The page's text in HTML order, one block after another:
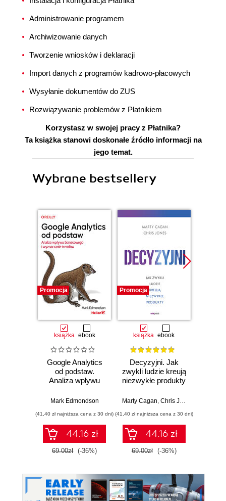
Administrowanie programem
Archiwizowanie danych
Tworzenie wniosków i deklaracji
Import danych z programów kadrowo-płacowych
Wysyłanie dokumentów do ZUS
Rozwiązywanie problemów z Płatnikiem
Korzystasz w swojej pracy z Płatnika?
Ta książka stanowi doskonałe źródło informacji na
jego temat.
Wybrane bestsellery
Promocja
książka ebook
Google Analytics
od podstaw.
Analiza wpływu
wyznaczanie
Mark Edmondson
(41,40 zł najniższa cena z 30 dni)
44.16 zł
69.00zł (-36%)
Promocja
książka ebook
Decyzyjni. Jak
zwykli ludzie kreują
niezwykłe produkty
Marty Cagan Chris Jones
(41,40 zł najniższa cena z 30 dni)
44.16 zł
69.00zł (-36%)